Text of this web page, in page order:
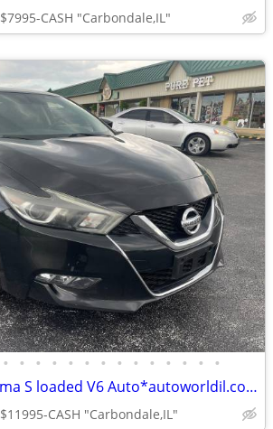
$7995-CASH "Carbondale,IL"
• • • • • • • • • • • • • •
2018 Nissan Maxima S loaded V6 Auto*autoworldil.com*WELL MAINTAINED/V6
$11995-CASH "Carbondale,IL"